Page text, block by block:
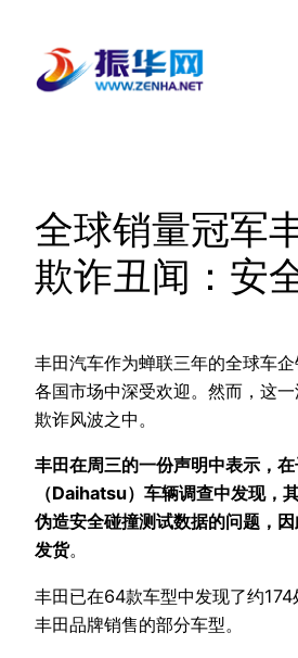
全球销量冠军
欺诈丑闻：安
丰田汽车作为蝉联三年的全球车
各国市场中深受欢迎。然而，这
欺诈风波之中。
丰田在周三的一份声明中表示，
（Daihatsu）车辆调查中发现，
伪造安全碰撞测试数据的问题，
发货。
丰田已在64款车型中发现了约174
丰田品牌销售的部分车型。